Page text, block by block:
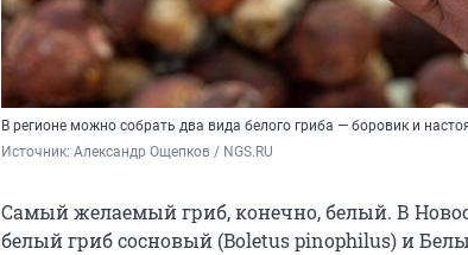
В регионе можно собрать два вида белого гриба — боровик и
Источник: Александр Ощепков / NGS.RU
Самый желаемый гриб, конечно, белый. В
белый гриб сосновый (Boletus pinophilus) и